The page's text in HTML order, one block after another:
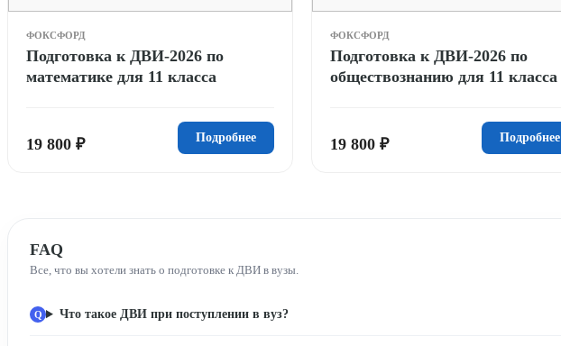
ФОКСФОРД
Подготовка к ДВИ-2026 по
математике для 11 класса
19 800 ₽ Подробнее
ФОКСФОРД
Подготовка к ДВИ-2026 по
обществознанию для 11 класса
19 800 ₽ Подробнее
FAQ
Все, что вы хотели знать о подготовке к ДВИ в вузы.
Что такое ДВИ при поступлении в вуз?